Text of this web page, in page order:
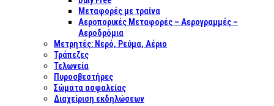
Μεταφορές με τραίνα
Αεροπορικές Μεταφορές – Αερογραμμές –
Αεροδρόμια
Μετρητές: Νερό, Ρεύμα, Αέριο
Τράπεζες
Τελωνεία
Πυροσβεστήρες
Σώματα ασφαλείας
Διαχείριση εκδηλώσεων